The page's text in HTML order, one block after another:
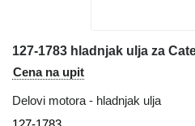
Cena na upit
Delovi motora - hladnjak ulja